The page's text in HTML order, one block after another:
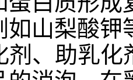
如山梨酸钾
剂、助乳